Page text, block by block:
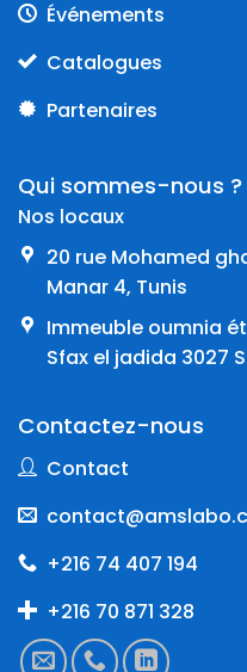
Événements
Catalogues
Partenaires
Qui sommes-nous ?
Nos locaux
20 rue Mohamed
Manar 4, Tunis
Immeuble oumnia
Sfax el jadida 3027
Contactez-nous
Contact
+216 74 407 194
+216 70 871 328